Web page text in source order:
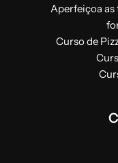
Aperfeiçoa as
Curso de